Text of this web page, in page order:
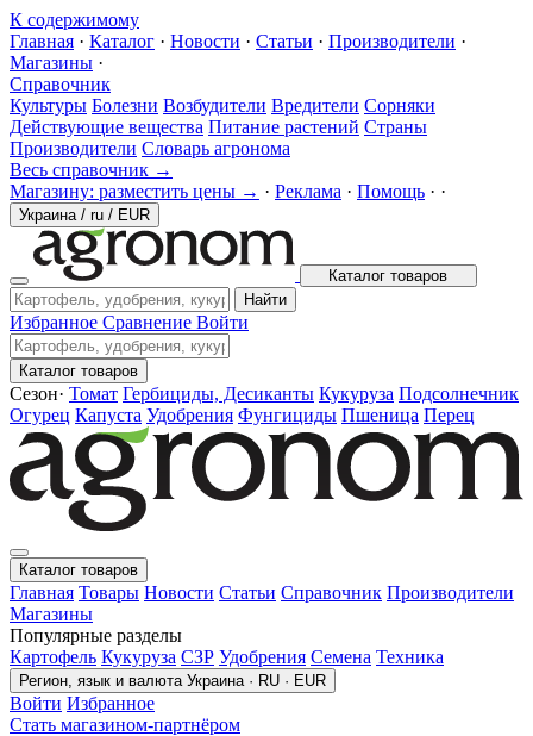
К содержимому
Главная · Каталог · Новости · Статьи · Производители ·
Магазины ·
Справочник
Культуры Болезни Возбудители Вредители Сорняки
Действующие вещества Питание растений Страны
Производители Словарь агронома
Весь справочник →
Магазину: разместить цены → · Реклама · Помощь · ·
Украина / ru / EUR
Каталог товаров
Найти
Избранное Сравнение Войти
Каталог товаров
Сезон· Томат Гербициды, Десиканты Кукуруза Подсолнечник
Огурец Капуста Удобрения Фунгициды Пшеница Перец
Каталог товаров
Главная Товары Новости Статьи Справочник Производители
Магазины
Популярные разделы
Картофель Кукуруза СЗР Удобрения Семена Техника
Регион, язык и валюта Украина · RU · EUR
Войти Избранное
Стать магазином-партнёром